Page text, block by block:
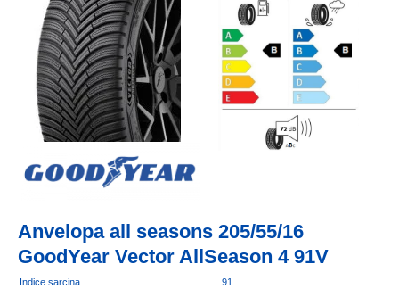
Anvelopa all seasons 205/55/16
GoodYear Vector AllSeason 4 91V
Indice sarcina
91